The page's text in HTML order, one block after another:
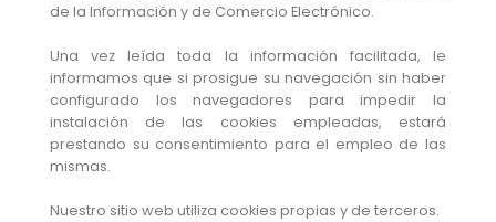
de la Información y de Comercio Electrónico.
Una vez leída toda la información facilitada, le
informamos que si prosigue su navegación sin haber
configurado los navegadores para impedir la
instalación de las cookies empleadas, estará
prestando su consentimiento para el empleo de las
mismas.
Nuestro sitio web utiliza cookies propias y de terceros.